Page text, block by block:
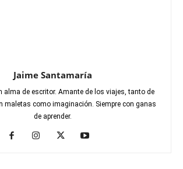
Jaime Santamaría
alma de escritor. Amante de los viajes, tanto de
maletas como imaginación. Siempre con ganas
de aprender.